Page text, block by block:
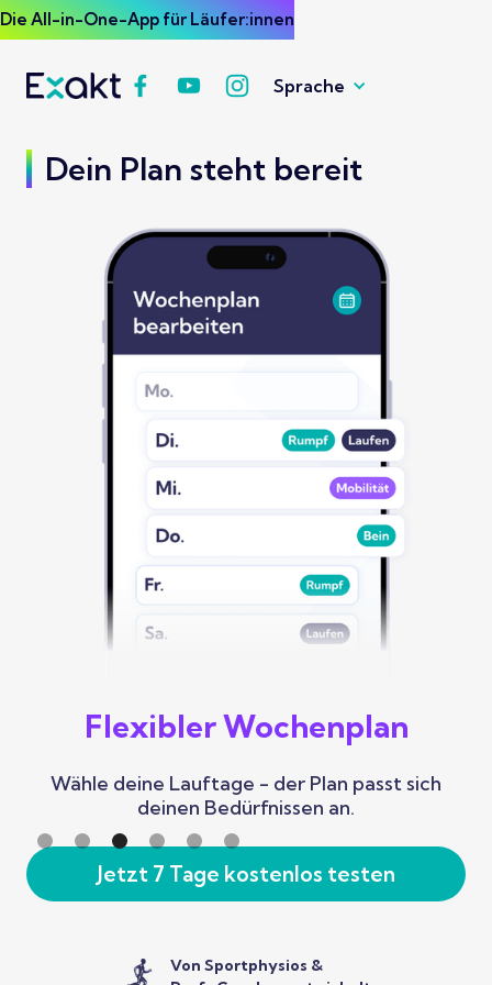
Die All-in-One-App für Läufer:innen
Sprache
Dein Plan steht bereit
Flexibler Wochenplan
Wähle deine Lauftage - der Plan passt sich
deinen Bedürfnissen an.
Slide 3 of 6.
Jetzt 7 Tage kostenlos testen
Von Sportphysios &